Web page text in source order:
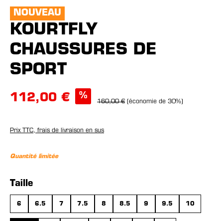
NOUVEAU
KOURTFLY
CHAUSSURES DE
SPORT
112,00 € %
160,00 € (économie de 30%)
Prix TTC, frais de livraison en sus
Quantité limitée
Sélectionnez
Taille
6 6.5 7 7.5 8 8.5 9 9.5 10